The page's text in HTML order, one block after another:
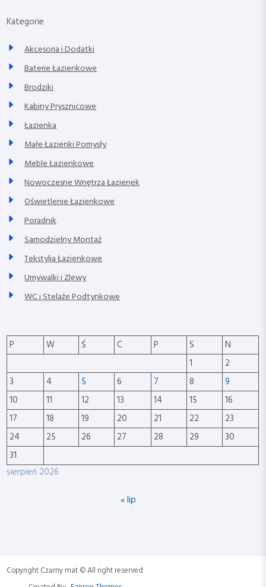
Kategorie
Akcesoria i Dodatki
Baterie Łazienkowe
Brodziki
Kabiny Prysznicowe
Łazienka
Małe Łazienki Pomysły
Meble Łazienkowe
Nowoczesne Wnętrza Łazienek
Oświetlenie Łazienkowe
Poradnik
Samodzielny Montaż
Tekstylia Łazienkowe
Umywalki i Zlewy
WC i Stelaże Podtynkowe
sierpień 2026
P W Ś C P S
N
1
2
3
4 5 6 7 8
9
10
11 12 13 14 15
16
17
18 19 20 21 22
23
24
25 26 27 28 29
30
31
« lip
Copyright Czarny mat © All right reserved